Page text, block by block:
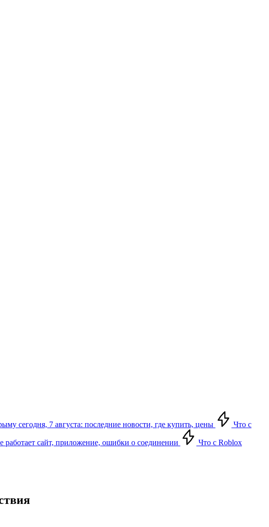
сегодня, 7 августа: последние новости, где купить, цены Что с
работает сайт, приложение, ошибки о соединении
Что с Roblox